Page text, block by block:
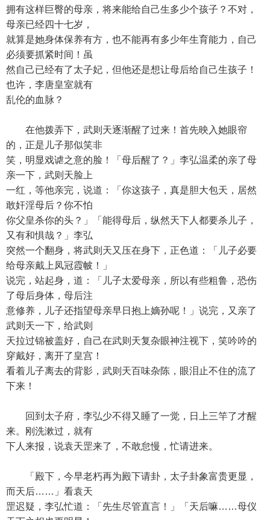
拥有这样巨臀的母亲，将来能给自己生多少个孩子？不对，
母亲已经四十七岁，
就算是她身体保养有方，也不能再有多少年生育能力，自己
必须要抓紧时间！虽
然自己已经有了太子妃，但他还是想让母后给自己生孩子！
也许，李唐皇室就有
乱伦的血脉？
在他拨弄下，武则天逐渐醒了过来！首先映入她眼帘
的，正是儿子那似笑非
笑，明显戏谑之意的脸！「母后醒了？」李弘温柔的亲了母
亲一下，武则天脸上
一红，等他亲完，说道：「你这孩子，真是胆大包天，居然
敢奸淫母后？你不怕
你父皇杀你的头？」「能得母后，纵然天下人都要杀儿子，
又有和惧哉？」李弘
突然一个翻身，将武则天又压在身下，正色道：「儿子必要
给母亲戴上凤冠霞帔！」
说完，站起身，道：「儿子太爱母亲，所以有些粗鲁，恐伤
了母后身体，母后注
意修养，儿子还指望母亲早日抱上嫡孙呢！」说完，又亲了
武则天一下，给武则
天拉过锦被盖好，自己在武则天复杂眼神注视下，笑吟吟的
穿戴好，离开了皇宫！
看着儿子离去的背影，武则天百味杂陈，眼泪止不住的流了
下来！
回到太子府，李弘少不得又睡了一觉，日上三竿了才醒
来。刚洗漱过，就有
下人来报，说袁天罡来了，不敢怠慢，忙请进来。
「殿下，今早老朽再为殿下请卦，太子卦象富贵更显，
而天后……」看袁天
罡迟疑，李弘忙道：「先生尽管直言！」「天后嘛……母仪